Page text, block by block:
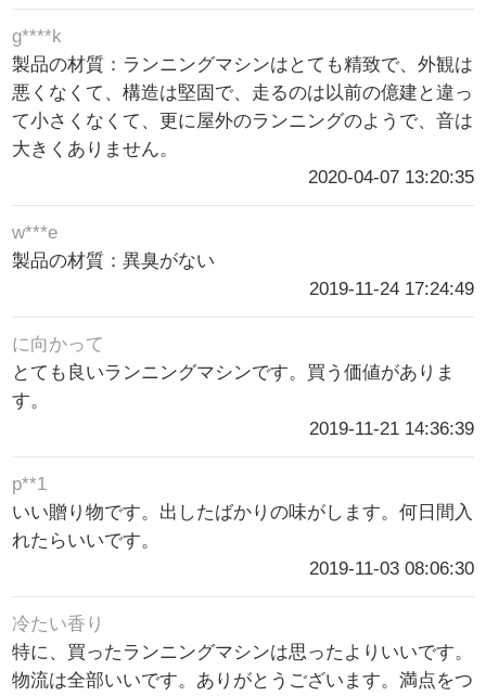
g****k
製品の材質：ランニングマシンはとても精致で、外観は
悪くなくて、構造は堅固で、走るのは以前の億建と違っ
て小さくなくて、更に屋外のランニングのようで、音は
大きくありません。
2020-04-07 13:20:35
w***e
製品の材質：異臭がない
2019-11-24 17:24:49
に向かって
とても良いランニングマシンです。買う価値がありま
す。
2019-11-21 14:36:39
p**1
いい贈り物です。出したばかりの味がします。何日間入
れたらいいです。
2019-11-03 08:06:30
冷たい香り
特に、買ったランニングマシンは思ったよりいいです。
物流は全部いいです。ありがとうございます。満点をつ